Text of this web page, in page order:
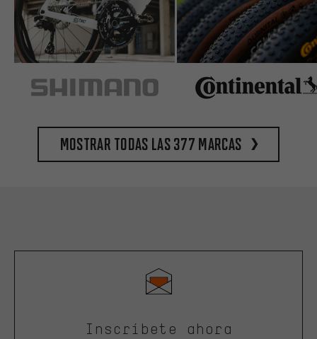
Mostrar todas las 377 marcas
Inscríbete ahora